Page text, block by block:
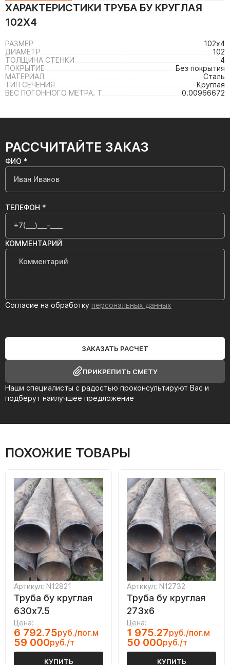
ХАРАКТЕРИСТИКИ ТРУБА БУ КРУГЛАЯ
102Х4
РАЗМЕР
102х4
ДИАМЕТР
102
ТОЛЩИНА СТЕНКИ
4
ПОКРЫТИЕ
Без покрытия
МАТЕРИАЛ
Сталь
ТИП СЕЧЕНИЯ
Круглая
ВЕС ПОГОННОГО МЕТРА. Т
0.00966672
РАССЧИТАЙТЕ ЗАКАЗ
Наши специалисты с радостью проконсультируют Вас и
подберут наилучшее предложение
ФИО *
ТЕЛЕФОН *
КОММЕНТАРИЙ
Согласие на обработку персональных данных
ЗАКАЗАТЬ РАСЧЕТ
ПРИКРЕПИТЬ СМЕТУ
ПОХОЖИЕ ТОВАРЫ
Артикул: N12821
Труба бу круглая
630х7.5
Цена:
6 792.75руб./пог.м
59 000руб./т
КУПИТЬ
Артикул: N12732
Труба бу круглая
273х6
Цена:
1 975.27руб./пог.м
50 000руб./т
КУПИТЬ